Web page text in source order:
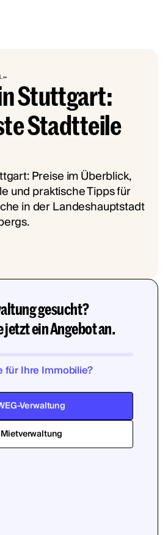
Stuttgart:
Stadtteile
gesucht?
jetzt ein Angebot an.
für Ihre Immobilie?
Verwaltung
Mietverwaltung